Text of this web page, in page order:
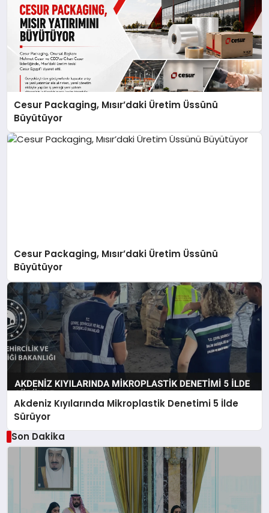
Cesur Packaging, Mısır’daki Üretim Üssünü
Büyütüyor
Cesur Packaging, Mısır’daki Üretim Üssünü
Büyütüyor
Akdeniz Kıyılarında Mikroplastik Denetimi 5 İlde
Sürüyor
Son Dakika